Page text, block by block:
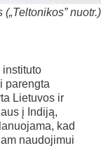
nuotr.)
instituto
parengta
Lietuvos ir
į Indiją,
kad
naudojimui